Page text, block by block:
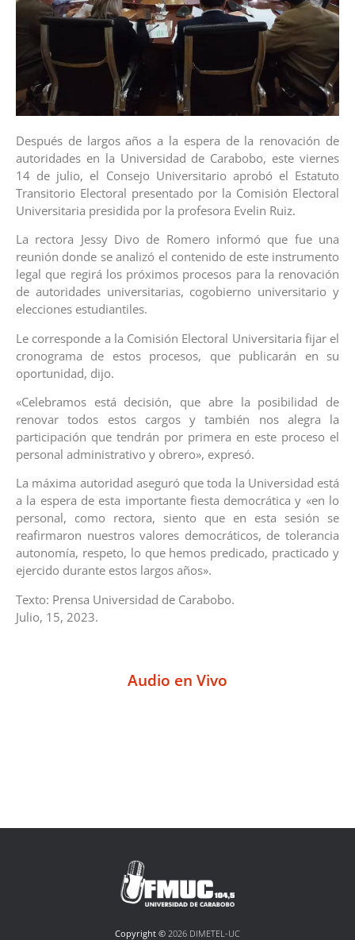
Después de largos años a la espera de la renovación de
autoridades en la Universidad de Carabobo, este viernes
14 de julio, el Consejo Universitario aprobó el Estatuto
Transitorio Electoral presentado por la Comisión Electoral
Universitaria presidida por la profesora Evelin Ruiz.
La rectora Jessy Divo de Romero informó que fue una
reunión donde se analizó el contenido de este instrumento
legal que regirá los próximos procesos para la renovación
de autoridades universitarias, cogobierno universitario y
elecciones estudiantiles.
Le corresponde a la Comisión Electoral Universitaria fijar el
cronograma de estos procesos, que publicarán en su
oportunidad, dijo.
«Celebramos está decisión, que abre la posibilidad de
renovar todos estos cargos y también nos alegra la
participación que tendrán por primera en este proceso el
personal administrativo y obrero», expresó.
La máxima autoridad aseguró que toda la Universidad está
a la espera de esta importante fiesta democrática y «en lo
personal, como rectora, siento que en esta sesión se
reafirmaron nuestros valores democráticos, de tolerancia
autonomía, respeto, lo que hemos predicado, practicado y
ejercido durante estos largos años».
Texto: Prensa Universidad de Carabobo.
Julio, 15, 2023.
Audio en Vivo
Copyright © 2026 DIMETEL-UC